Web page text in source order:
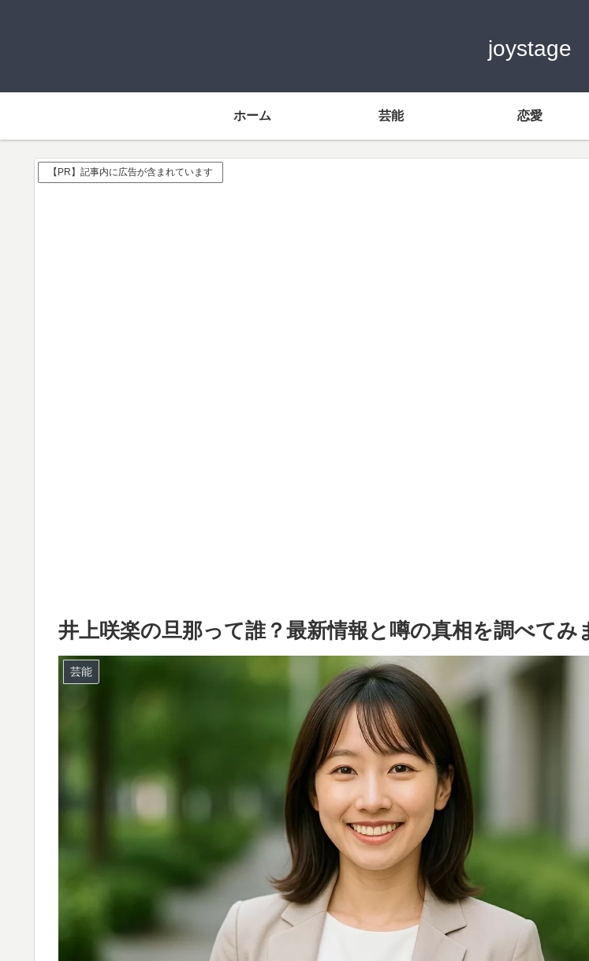
joystage
ホーム 芸能 恋愛
【PR】記事内に広告が含まれています
井上咲楽の旦那って誰？最新情報と噂の真相を調べてみ
芸能